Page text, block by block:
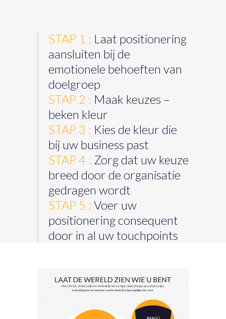
STAP 1 : Laat positionering
aansluiten bij de
emotionele behoeften van
doelgroep
STAP 2 : Maak keuzes –
beken kleur
STAP 3 : Kies de kleur die
bij uw business past
STAP 4 : Zorg dat uw keuze
breed door de organisatie
gedragen wordt
STAP 5 : Voer uw
positionering consequent
door in al uw touchpoints